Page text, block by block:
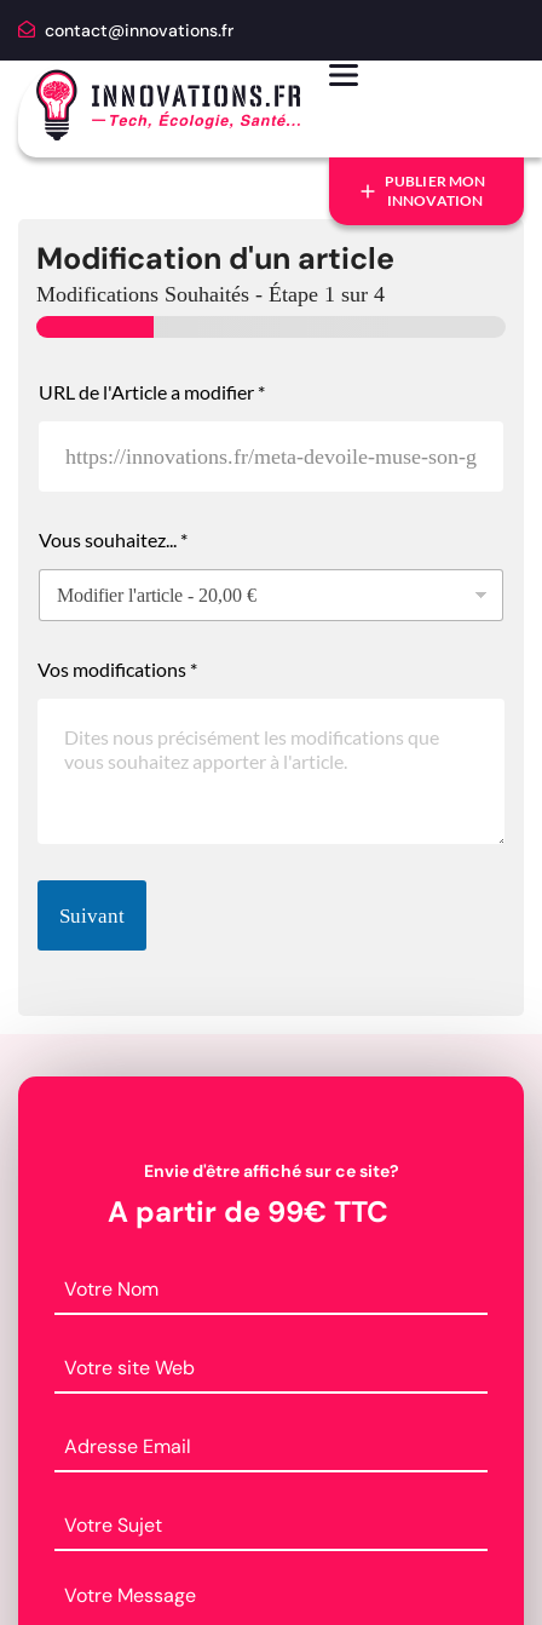
contact@innovations.fr
PUBLIER MON
INNOVATION
Modification d'un article
Modifications Souhaités - Étape 1 sur 4
URL de l'Article a modifier *
Vous souhaitez... *
Vos modifications *
Suivant
Envie d'être affiché sur ce site?
A partir de 99€ TTC